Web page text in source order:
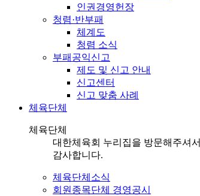
인권경영헌장
청렴·반부패
체계도
청렴 소식
부패공익신고
제도 및 신고 안내
신고센터
신고 맞춤 사례
체육단체
체육단체
대한체육회 누리집을 방문해주셔서
감사합니다.
체육단체소식
회원종목단체 경영공시